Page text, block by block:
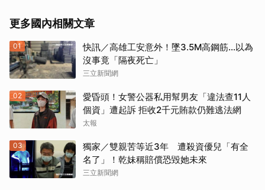
更多國內相關文章
01
快訊／高雄工安意外！墜3.5M高鋼筋…以為
沒事竟「隔夜死亡」
三立新聞網
02
愛昏頭！女警公器私用幫男友「違法查11人
個資」遭起訴 拒收2千元賄款仍難逃法網
太報
03
獨家／雙親苦等近3年 遭殺資優兒「有全
名了」！乾妹稱賠償恐毀她未來
三立新聞網